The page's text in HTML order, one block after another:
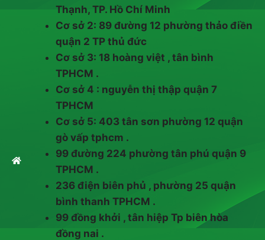
Thạnh, TP. Hồ Chí Minh
Cơ sở 2: 89 đường 12 phường thảo điền
quận 2 TP thủ đức
Cơ sở 3: 18 hoàng việt , tân bình
TPHCM .
Cơ sở 4 : nguyễn thị thập quận 7
TPHCM
Cơ sở 5: 403 tân sơn phường 12 quận
gò vấp tphcm .
99 đường 224 phường tân phú quận 9
TPHCM .
236 điện biên phủ , phường 25 quận
bình thanh TPHCM .
99 đồng khởi , tân hiệp Tp biên hòa
đồng nai .